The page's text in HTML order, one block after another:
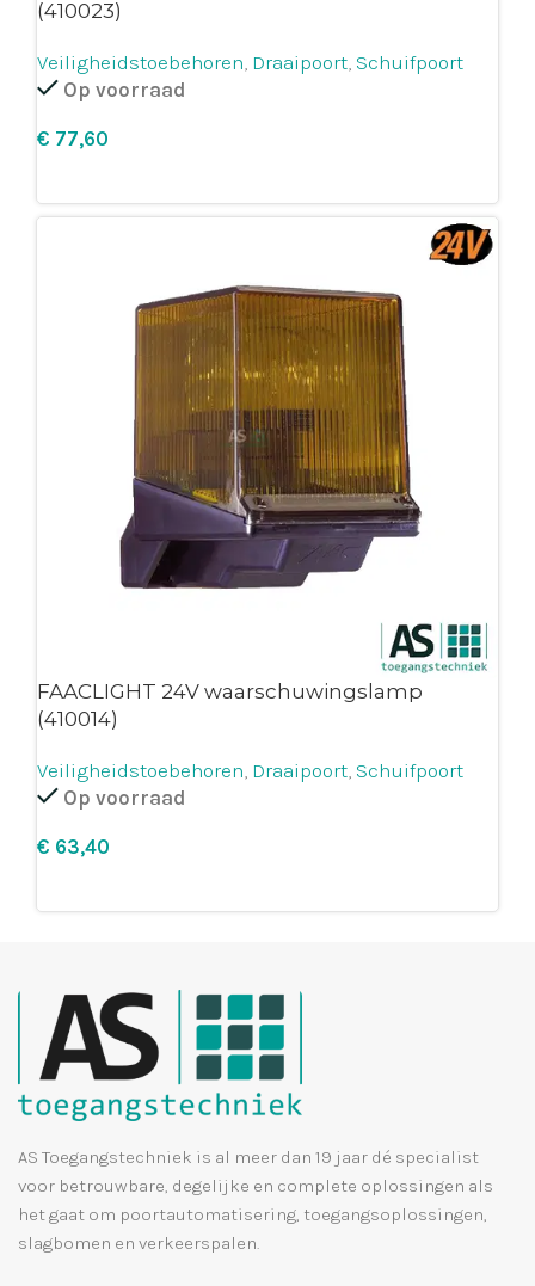
(410023)
Veiligheidstoebehoren, Draaipoort, Schuifpoort
Op voorraad
€
FAACLIGHT 24V waarschuwingslamp
(410014)
Veiligheidstoebehoren, Draaipoort, Schuifpoort
Op voorraad
€
AS Toegangstechniek is al meer dan 19 jaar dé specialist
voor betrouwbare, degelijke en complete oplossingen als
het gaat om poortautomatisering, toegangsoplossingen,
slagbomen en verkeerspalen.